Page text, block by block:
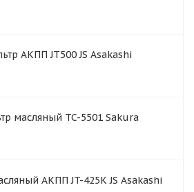
АКПП JT500 JS Asakashi
масляный TC-5501 Sakura
АКПП JT-425K JS Asakashi